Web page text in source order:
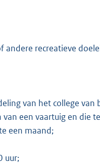
andere recreatieve
van het college van
een vaartuig en die
een maand;
uur;